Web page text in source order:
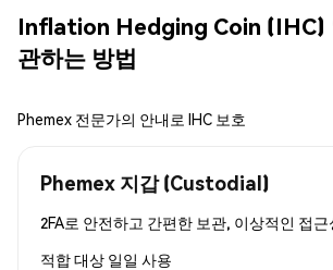
Inflation Hedging Coin (IHC)
관하는 방법
Phemex 전문가의 안내로 IHC 보호
Phemex 지갑 (Custodial)
2FA로 안전하고 간편한 보관, 이상적인 접근
적합 대상 일일 사용